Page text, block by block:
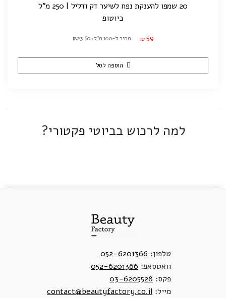
20 שמפו להענקת נפח לשיער דק ודליל | 250 מ"ל
ביוטופ
₪ 59 מחיר ל-100 מ"ל: ₪23.60
הוספה לסל
למה לרכוש בביוטי פקטורי?
טלפון: 052-6201366
וואטסאפ: 052-6201366
פקס: 03-6205528
מייל: contact@beautyfactory.co.il